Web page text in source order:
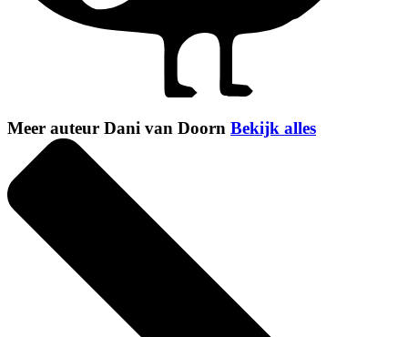
Meer auteur Dani van Doorn Bekijk alles